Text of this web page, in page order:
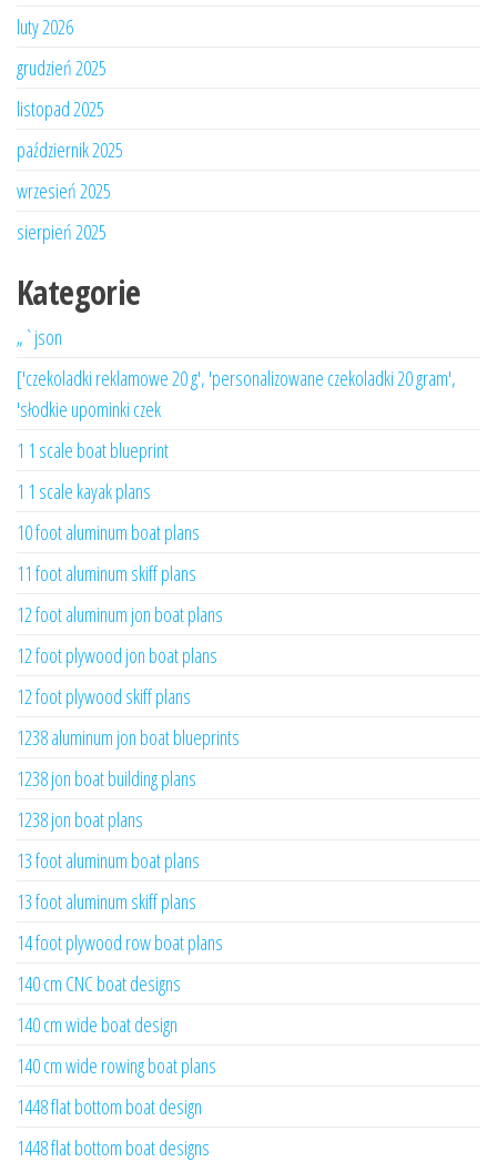
luty 2026
grudzień 2025
listopad 2025
październik 2025
wrzesień 2025
sierpień 2025
Kategorie
„`json
['czekoladki reklamowe 20 g', 'personalizowane czekoladki 20 gram',
'słodkie upominki czek
1 1 scale boat blueprint
1 1 scale kayak plans
10 foot aluminum boat plans
11 foot aluminum skiff plans
12 foot aluminum jon boat plans
12 foot plywood jon boat plans
12 foot plywood skiff plans
1238 aluminum jon boat blueprints
1238 jon boat building plans
1238 jon boat plans
13 foot aluminum boat plans
13 foot aluminum skiff plans
14 foot plywood row boat plans
140 cm CNC boat designs
140 cm wide boat design
140 cm wide rowing boat plans
1448 flat bottom boat design
1448 flat bottom boat designs